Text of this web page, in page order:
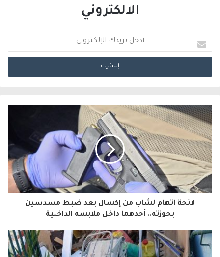
الالكتروني
د
خ
ب
ر
ي
د
ك
ا
إ
ل
لائحة اتهام لشاب من إكسال بعد ضبط مسدسين
بحوزته.. أحدهما داخل ملابسه الداخلية